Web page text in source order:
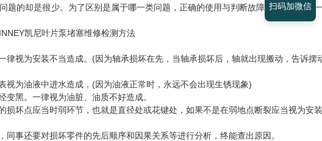
题的却是很少。为了区别是属于哪一类问题，正确的使用与判断故障原因，特提供
视为安装不当造成。(因为轴承损坏在先，当轴承损坏后，轴就出现搬动，告诉摆
为油液中进水造成，(因为油液正常时，永远不会出现生锈现象)
黑。一律视为油脏、油质不好造成。
坏点应当时弱环节，也就是直径处或花键处，如果不是在弱地点断裂应当视为安
事还要对损坏零件的先后顺序和因果关系等进行分析，终能查出原因。
扫码加微信